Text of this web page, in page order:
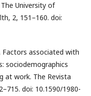
University of
2, 151–160. doi:
Factors associated with
sociodemographics
at work. The Revista
doi: 10.1590/1980-